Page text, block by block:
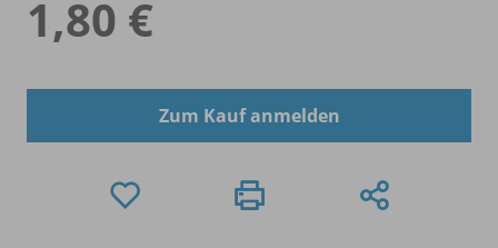
1,80 €
Zum Kauf anmelden